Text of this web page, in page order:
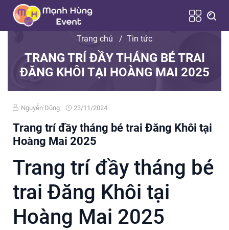
Trang chủ / Tin tức
TRANG TRÍ ĐẦY THÁNG BÉ TRAI
ĐĂNG KHÔI TẠI HOÀNG MAI 2025
Nguyễn Dũng 23/11/2024
Trang trí đầy tháng bé trai Đăng Khôi tại
Hoàng Mai 2025
Trang trí đầy tháng bé
trai Đăng Khôi tại
Hoàng Mai 2025